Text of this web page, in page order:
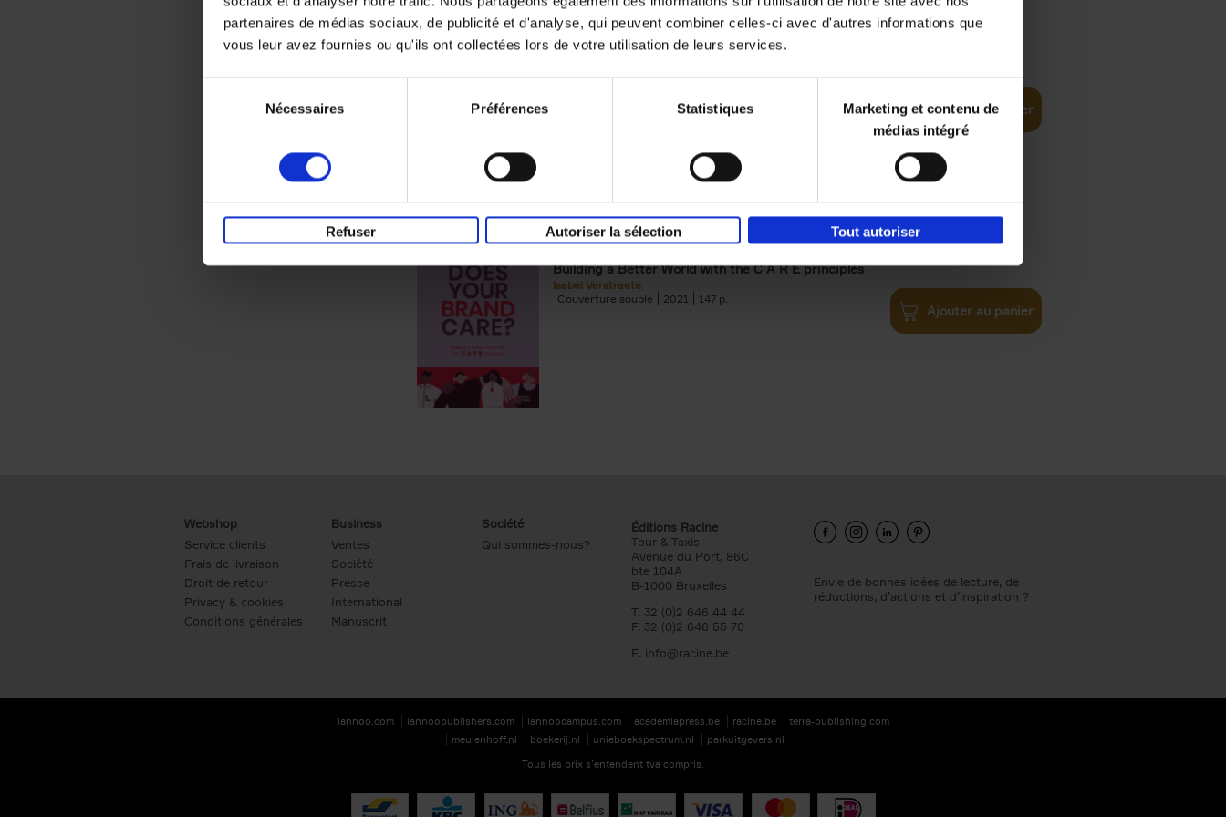
partenaires de médias sociaux, de publicité et d'analyse, qui peuvent combiner celles-ci avec d'autres informations que
vous leur avez fournies ou qu'ils ont collectées lors de votre utilisation de leurs services.
Nécessaires Préférences Statistiques
Marketing et contenu de
médias intégré
Refuser Autoriser la sélection Tout autoriser
Building Bonds = Building Business
Ajouter au panier
Does Your Brand Care?
Building a Better World with the C A R E principles
Isabel Verstraete
Couverture souple
2021 147
€34,99
Ajouter au panier
Webshop
Service clients
Frais de livraison
Droit de retour
Privacy & cookies
Conditions générales
Business
Ventes
Société
Presse
International
Manuscrit
Société
Qui sommes-nous?
Éditions Racine
Tour & Taxis
Avenue du Port, 86C
bte 104A
B-1000 Bruxelles
T. 32 (0)2 646 44 44
F. 32 (0)2 646 55 70
E. info@racine.be
Envie de bonnes idées de lecture, de
réductions, d’actions et d’inspiration ?
lannoo.com lannoopublishers.com lannoocampus.com academiapress.be racine.be
terra-publishing.com
meulenhoff.nl
boekerij.nl unieboekspectrum.nl
parkuitgevers.nl
Tous les prix s’entendent tva compris.